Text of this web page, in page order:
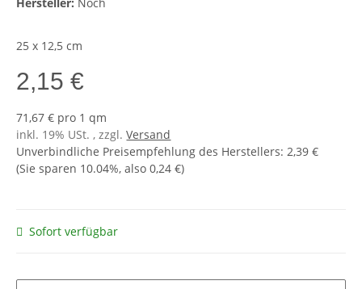
25 x 12,5 cm
2,15 €
71,67 € pro 1 qm
inkl. 19% USt. , zzgl.Versand
Unverbindliche Preisempfehlung des Herstellers:2,39 €
(Sie sparen 10.04%, also0,24 €)
Sofort verfügbar